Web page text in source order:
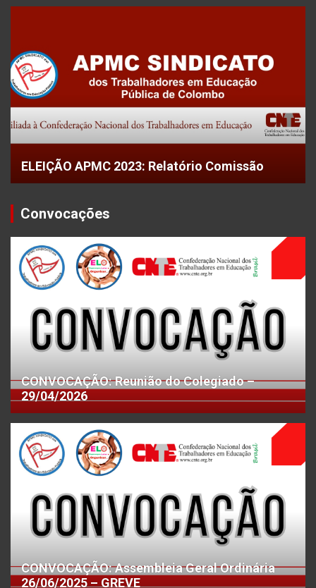
ELEIÇÃO APMC 2023: Relatório Comissão
Convocações
CONVOCAÇÃO: Reunião do Colegiado –
29/04/2026
CONVOCAÇÃO: Assembleia Geral Ordinária
26/06/2025 – GREVE